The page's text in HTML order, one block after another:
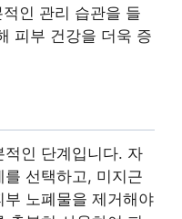
인 관리 습관을 들
피부 건강을 더욱 증
인 단계입니다. 자
선택하고, 미지근
노폐물을 제거해야